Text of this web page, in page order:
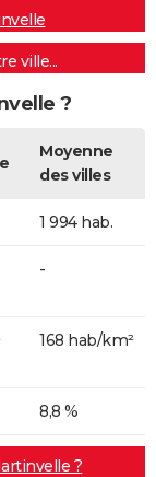
ville...
?
Moyenne
des villes
1 994 hab.
-
168 hab/km²
8,8 %
?